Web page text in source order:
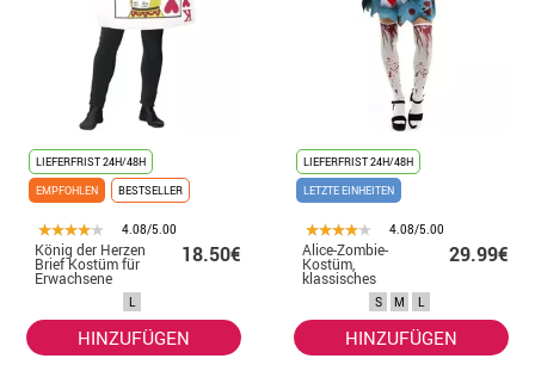
LIEFERFRIST 24H/48H
EMPFOHLEN
BESTSELLER
4.08/5.00
König der Herzen
Brief Kostüm für
Erwachsene
18.50€
L
HINZUFÜGEN
LIEFERFRIST 24H/48H
LETZTE EINHEITEN
4.08/5.00
Alice-Zombie-
Kostüm,
klassisches
blaues Kleid für
29.99€
S M L
HINZUFÜGEN